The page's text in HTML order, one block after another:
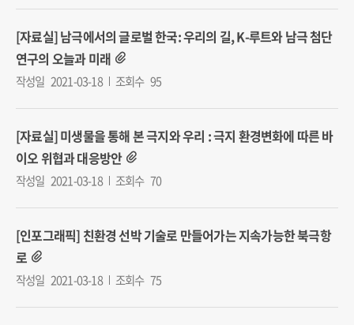
[자료실] 남극에서의 글로벌 한국: 우리의 길, K-루트와 남극 첨단
연구의 오늘과 미래
작성일 2021-03-18 조회수 95
[자료실] 미생물을 통해 본 극지와 우리 : 극지 환경변화에 따른 바
이오 위협과 대응방안
작성일 2021-03-18 조회수 70
[인포그래픽] 친환경 선박 기술로 만들어가는 지속가능한 북극항
로
작성일 2021-03-18 조회수 75